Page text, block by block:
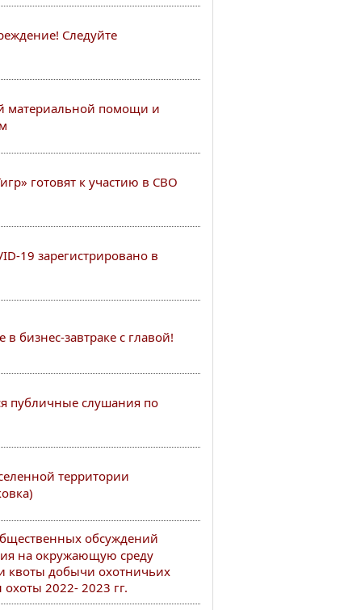
Следуйте
материальной помощи и
готовят к участию в СВО
19 зарегистрировано в
бизнес-завтраке с главой!
публичные слушания по
территории
обсуждений
на окружающую среду
добычи охотничьих
2022- 2023 гг.